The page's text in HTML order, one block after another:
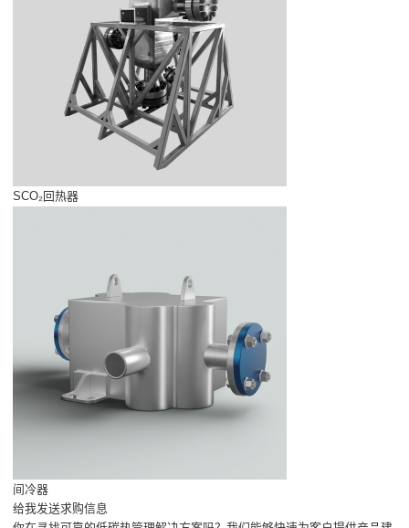
SCO₂回热器
间冷器
给我发送求购信息